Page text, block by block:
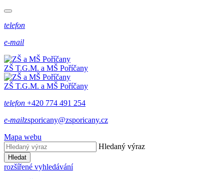
telefon
e-mail
ZŠ T.G.M. a MŠ Poříčany
ZŠ T.G.M. a MŠ Poříčany
telefon +420 774 491 254
e-mailzsporicany@zsporicany.cz
Mapa webu
Hledaný výraz
Hledat
rozšířené vyhledávání